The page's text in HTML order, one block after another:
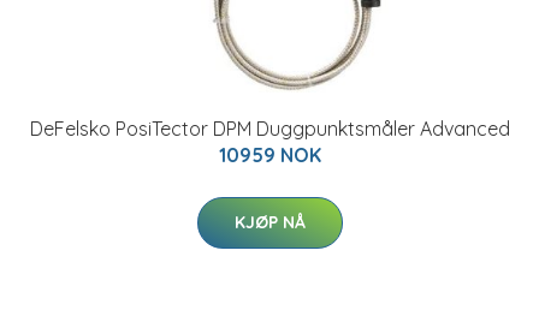
DeFelsko PosiTector DPM Duggpunktsmåler Advanced
10959 NOK
KJØP NÅ